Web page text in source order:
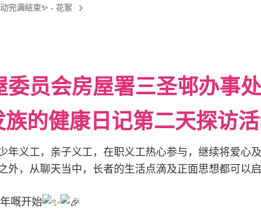
完满结束✨ - 花絮
员会房屋署三圣邨办事处
族的健康日记第二天探访
年义工，亲子义工，在职义工热心参与，继续将爱心
外，从聊天当中，长者的生活点滴及正面思想都可以
嘅开始